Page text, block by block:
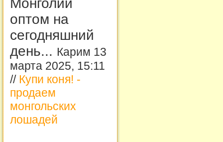
Монголии
оптом на
сегодняшний
день... Карим 13
марта 2025, 15:11
// Купи коня! -
продаем
монгольских
лошадей